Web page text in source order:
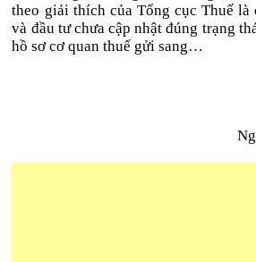
theo giải thích của Tổng cục Thuế là
và đầu tư chưa cập nhật đúng trạng
hồ sơ cơ quan thuế gửi sang…